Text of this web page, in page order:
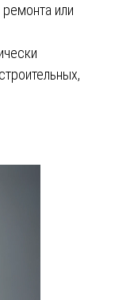
ремонта или